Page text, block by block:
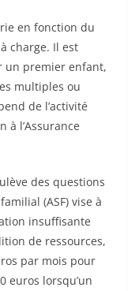
en fonction du
charge. Il est
un premier enfant,
multiples ou
de l’activité
l’Assurance
des questions
(ASF) vise à
insuffisante
de ressources,
par mois pour
euros lorsqu’un